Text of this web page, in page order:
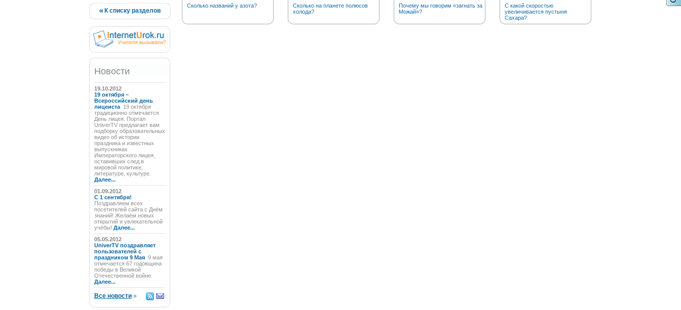
К списку разделов
Новости
19.10.2012
19 октября –
Всероссийский день
лицеиста 19 октября
традиционно отмечается
День лицея. Портал
UniverTV предлагает вам
подборку образовательных
видео об истории
праздника и известных
выпускниках
Императорского лицея,
оставивших след в
мировой политике,
литературе, культуре.
Далее...
01.09.2012
C 1 сентября!
Поздравляем всех
посетителей сайта с Днём
знаний! Желаем новых
открытий и увлекательной
учёбы! Далее...
05.05.2012
UniverTV поздравляет
пользователей с
праздником 9 Мая 9 мая
отмечается 67 годовщина
победы в Великой
Отечественной войне.
Далее...
Все новости»
Сколько названий у азота?
Сколько на планете полюсов
холода?
Почему мы говорим «загнать за
Можай»?
С какой скоростью
увеличивается пустыня
Сахара?
А вы знаете, что золото в